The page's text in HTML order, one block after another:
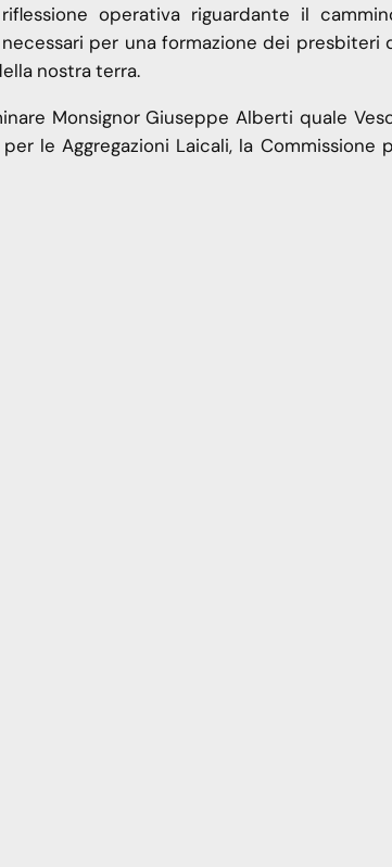
operativa riguardante il
per una formazione dei presbiteri
nostra terra.
Monsignor Giuseppe Alberti quale
le Aggregazioni Laicali, la Commissione